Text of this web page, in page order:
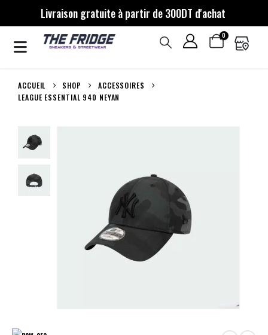
Livraison gratuite à partir de 300DT d'achat
0
ACCUEIL SHOP
ACCESSOIRES
LEAGUE ESSENTIAL 940 NEYAN